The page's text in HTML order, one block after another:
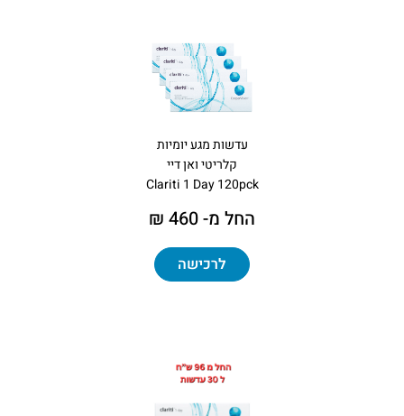
עדשות מגע יומיות
קלריטי ואן דיי
Clariti 1 Day 120pck
החל מ- 460 ₪
לרכישה